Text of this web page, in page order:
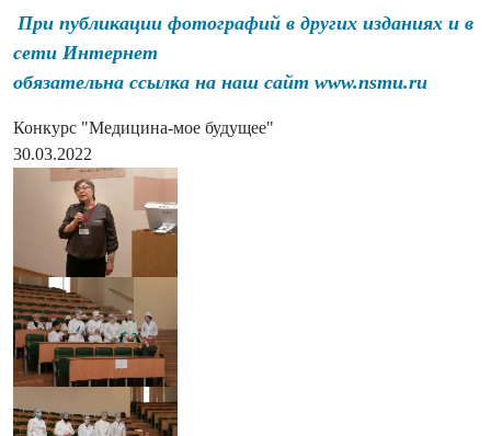
При публикации фотографий в других изданиях и в
сети Интернет
обязательна ссылка на наш сайт www.nsmu.ru
Конкурс "Медицина-мое будущее"
30.03.2022